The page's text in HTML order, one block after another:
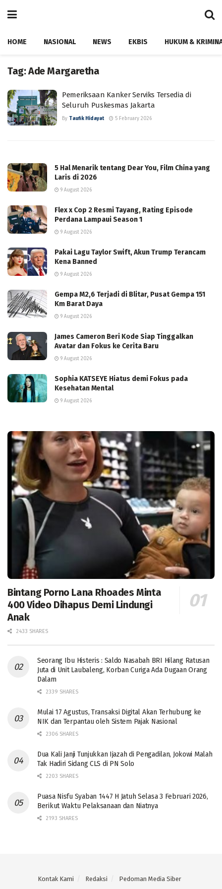
HOME NASIONAL NEWS EKBIS HUKUM &
Tag:Ade Margaretha
Pemeriksaan Kanker Serviks Tersedia di
Seluruh Puskesmas Jakarta
By Taufik Hidayat 5 February 2026
5 Hal Menarik tentang Dear You, Film China yang
Laris di 2026
9 August 2026
Flex x Cop 2 Resmi Tayang, Rating Episode
Perdana Lampaui Season 1
9 August 2026
Pakai Lagu Taylor Swift, Akun Trump Terancam
Kena Banned
9 August 2026
Gempa M2,6 Terjadi di Blitar, Pusat Gempa 151
Km Barat Daya
9 August 2026
James Cameron Beri Kode Siap Tinggalkan
Avatar dan Fokus ke Cerita Baru
9 August 2026
Sophia KATSEYE Hiatus demi Fokus pada
Kesehatan Mental
9 August 2026
Bintang Porno Lana Rhoades Minta
400 Video Dihapus Demi Lindungi
Anak
2433 SHARES
Seorang Ibu Histeris : Saldo Nasabah BRI Hilang Ratusan
Juta di Unit Laubaleng, Korban Curiga Ada Dugaan Orang
Dalam
2339 SHARES
Mulai 17 Agustus, Transaksi Digital Akan Terhubung ke
NIK dan Terpantau oleh Sistem Pajak Nasional
2306 SHARES
Dua Kali Janji Tunjukkan Ijazah di Pengadilan, Jokowi Malah
Tak Hadiri Sidang CLS di PN Solo
2203 SHARES
Puasa Nisfu Syaban 1447 H Jatuh Selasa 3 Februari 2026,
Berikut Waktu Pelaksanaan dan Niatnya
2193 SHARES
Kontak Kami Redaksi Pedoman Media Siber